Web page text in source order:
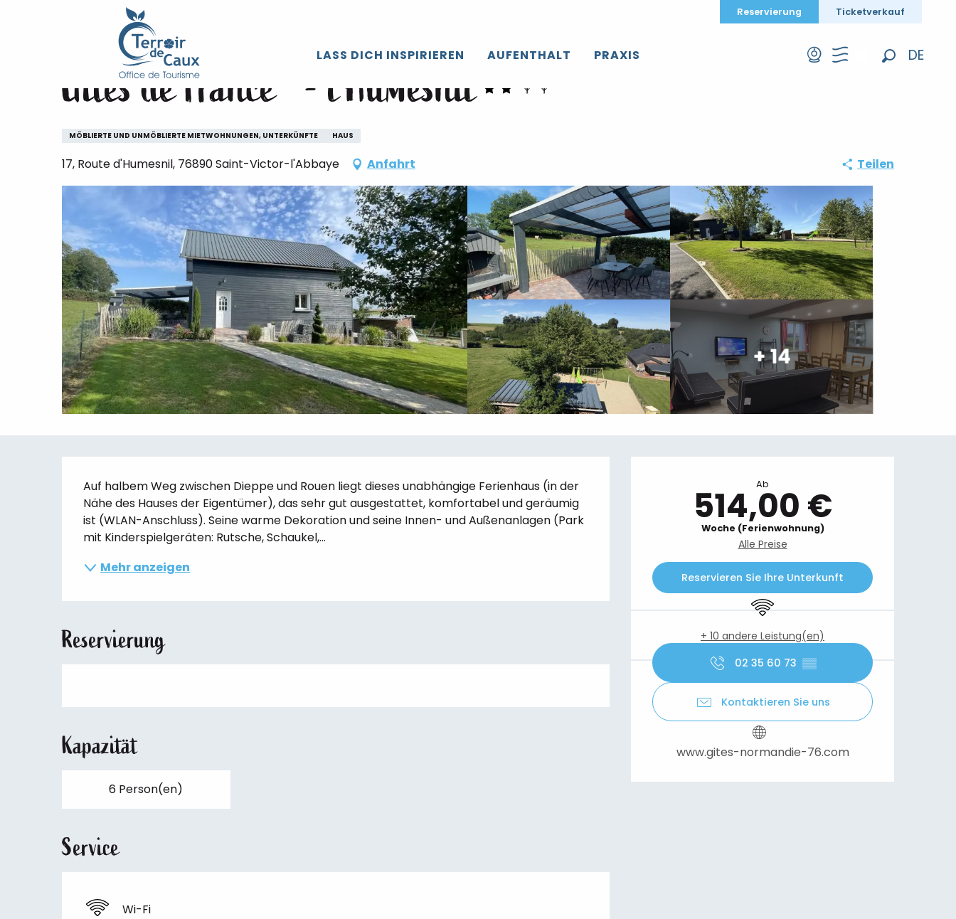
DE
Reservierung Ticketverkauf
LASS DICH INSPIRIEREN AUFENTHALT PRAXIS
Gîtes de France® - l'Humesnil
Gîtes de France® - l'Humesnil
MÖBLIERTE UND UNMÖBLIERTE MIETWOHNUNGEN, UNTERKÜNFTE HAUS
17, Route d'Humesnil, 76890 Saint-Victor-l'Abbaye Anfahrt Teilen
+ 14
Öffnungszeiten & Kontaktdaten
Ab
514,00 €
Woche (Ferienwohnung)
Alle Preise
Reservieren Sie Ihre Unterkunft
Wi-Fi
+ 10 andere Leistung(en)
02 35 60 73 ▒▒
Kontaktieren Sie uns
www.gites-normandie-76.com
Beschreibung
Auf halbem Weg zwischen Dieppe und Rouen liegt dieses unabhängige Ferienhaus (in der
Nähe des Hauses der Eigentümer), das sehr gut ausgestattet, komfortabel und geräumig
ist (WLAN-Anschluss). Seine warme Dekoration und seine Innen- und Außenanlagen (Park
mit Kinderspielgeräten: Rutsche, Schaukel,...
Mehr anzeigen
Reservierung
Kapazität
6 Person(en)
Service
Wi-Fi